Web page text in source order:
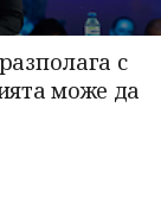
с
може да